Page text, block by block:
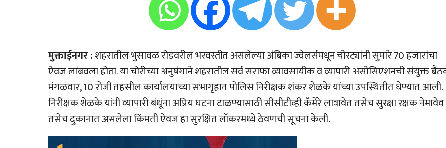
मुक्ताईनगर :शहरातील भुसावळ रोडवरील भरवस्तीत असलेल्या अंबिका ज्वेलर्समधून चोरट्यांनी सुमारे 70 हजारांचा
ऐवज लांबवला होता. या चोरीच्या अनुषंगाने शहरातील सर्व सराफा व्यावसायीक व व्यापारी असोसिएशनची संयुक्त
मंगळवार, 10 रोजी तहसील कार्यालयाच्या सभागृहात पोलिस निरीक्षक शंकर शेळके यांच्या उपस्थितीत घेण्यात आली.
निरीक्षक शेळके यांनी व्यापारी बंधूंना अप्रिय घटना टाळण्यासाठी सीसीटीव्ही कॅमेरे लावावेत तसेच सुरक्षा रक्षक नेमावेव
तसेच दुकानात असलेला किंमती ऐवज हा सुरक्षित लॉकरमध्ये ठेवणची सूचना केली.